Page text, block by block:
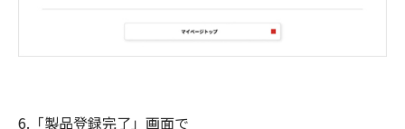
6.「製品登録完了」画面で